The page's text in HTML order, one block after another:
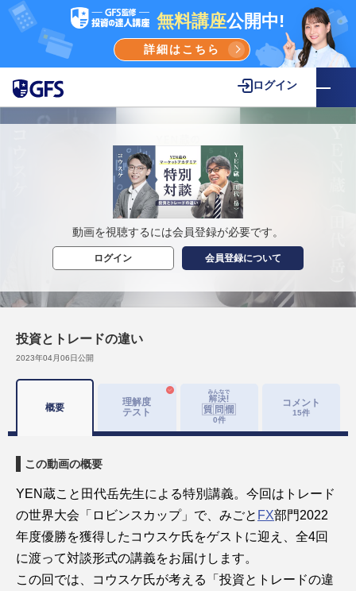
無料講座公開中!
詳細はこちら
ログイン
動画を視聴するには会員登録が必要です。
ログイン 会員登録について
投資とトレードの違い
2023年04月06日公開
概要
理解度
テスト
0件
コメント
15件
この動画の概要
YEN蔵こと田代岳先生による特別講義。今回はトレード
の世界大会「ロビンスカップ」で、みごと FX部門2022
年度優勝を獲得したコウスケ氏をゲストに迎え、全4回
に渡って対談形式の講義をお届けします。
この回では、コウスケ氏が考える「投資とトレードの違